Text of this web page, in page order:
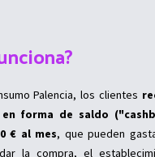
Palencia, los clientes
forma de saldo
€ al mes, que pueden
la compra, el